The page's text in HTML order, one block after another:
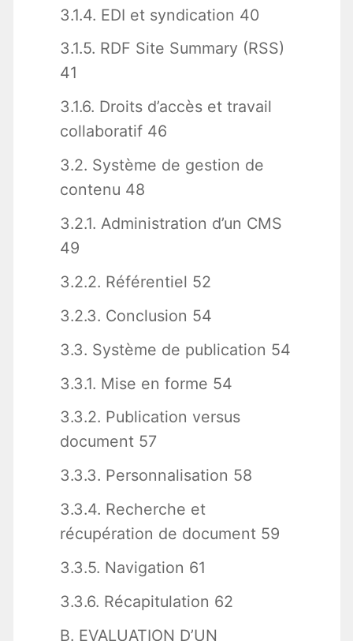
3.1.4. EDI et syndication 40
3.1.5. RDF Site Summary (RSS)
41
3.1.6. Droits d’accès et travail
collaboratif 46
3.2. Système de gestion de
contenu 48
3.2.1. Administration d’un CMS
49
3.2.2. Référentiel 52
3.2.3. Conclusion 54
3.3. Système de publication 54
3.3.1. Mise en forme 54
3.3.2. Publication versus
document 57
3.3.3. Personnalisation 58
3.3.4. Recherche et
récupération de document 59
3.3.5. Navigation 61
3.3.6. Récapitulation 62
B. EVALUATION D’UN